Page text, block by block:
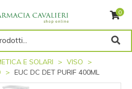
0
E SOLARI
VISO
EUC DC DET PURIF 400ML